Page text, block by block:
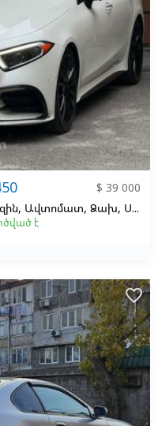
$ 39 000
Ավտոմատ, Ձախ, Սպիտակ
է
favorite_border